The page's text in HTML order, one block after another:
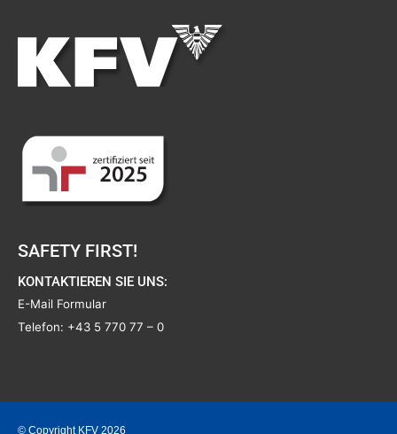
SAFETY FIRST!
KONTAKTIEREN SIE UNS:
E-Mail Formular
Telefon: +43 5 770 77 – 0
© Copyright KFV 2026